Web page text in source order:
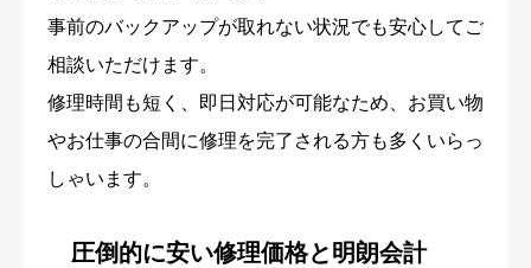
事前のバックアップが取れない状況でも安心してご
相談いただけます。
修理時間も短く、即日対応が可能なため、お買い物
やお仕事の合間に修理を完了される方も多くいらっ
しゃいます。
圧倒的に安い修理価格と明朗会計